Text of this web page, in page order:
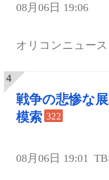
08月06日 19:06
オリコンニュース
戦争の悲惨な
模索 322
08月06日 19:01